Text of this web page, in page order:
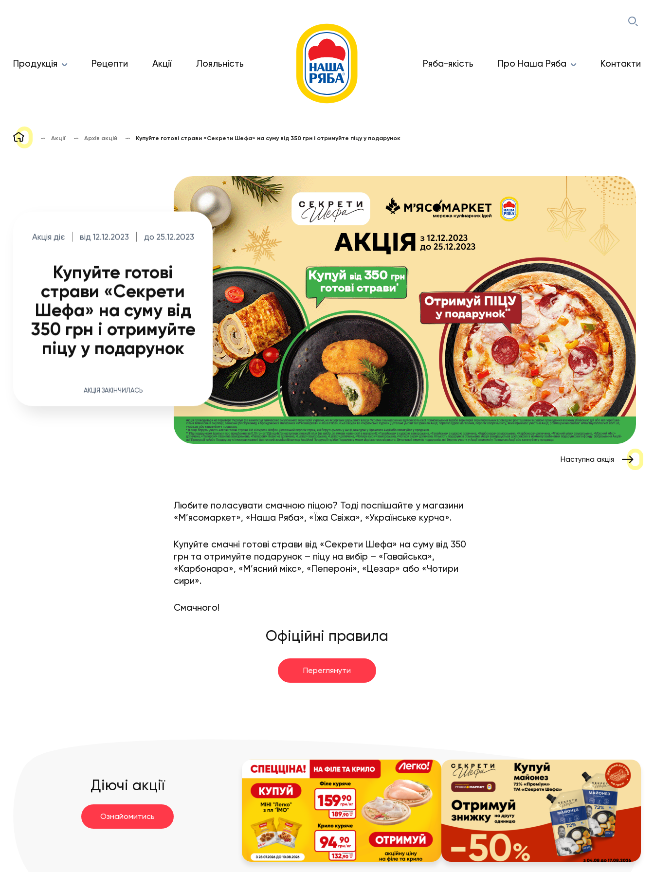
Продукція Рецепти Акції Лояльність Ряба-якість Про Наша Ряба Контакти
Акції Архів акцій Купуйте готові страви «Секрети Шефа» на суму від 350 грн і отримуйте піцу у подарунок
Акція діє від 12.12.2023 до 25.12.2023
Купуйте готові
страви «Секрети
Шефа» на суму від
350 грн і отримуйте
піцу у подарунок
АКЦІЯ ЗАКІНЧИЛАСЬ
Наступна акція
Любите поласувати смачною піцою? Тоді поспішайте у магазини
«М’ясомаркет», «Наша Ряба», «Їжа Свіжа», «Українське курча».
Купуйте смачні готові страви від «Секрети Шефа» на суму від 350
грн та отримуйте подарунок – піцу на вибір – «Гавайська»,
«Карбонара», «М’ясний мікс», «Пепероні», «Цезар» або «Чотири
сири».
Смачного!
Офіційні правила
Переглянути
Діючі акції
Ознайомитись